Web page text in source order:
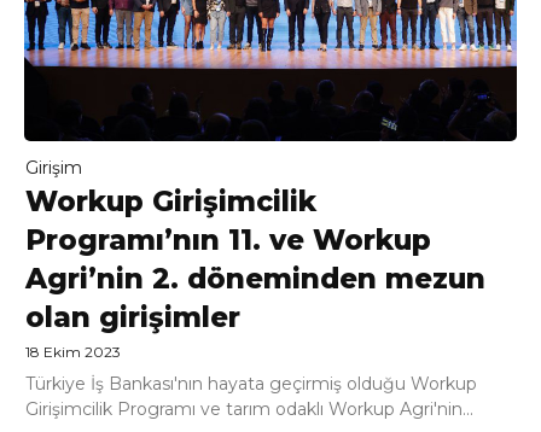
Girişim
Workup Girişimcilik
Programı’nın 11. ve Workup
Agri’nin 2. döneminden mezun
olan girişimler
18 Ekim 2023
Türkiye İş Bankası'nın hayata geçirmiş olduğu Workup
Girişimcilik Programı ve tarım odaklı Workup Agri'nin...